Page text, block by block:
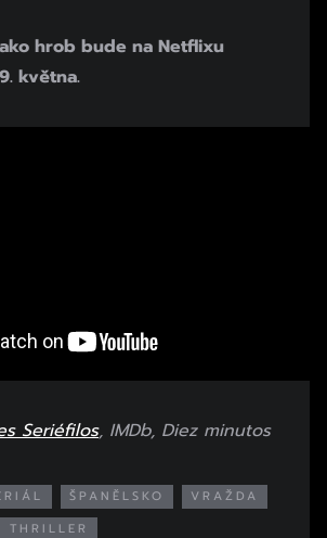
hrob bude na Netflixu
května.
Seriéfilos, IMDb, Diez minutos
ŠPANĚLSKO
VRAŽDA
THRILLER